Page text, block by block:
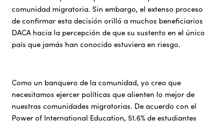
comunidad migratoria. Sin embargo, el extenso proceso
de confirmar esta decisión orilló a muchos beneficiarios
DACA hacia la percepción de que su sustento en el único
país que jamás han conocido estuviera en riesgo.
Como un banquero de la comunidad, yo creo que
necesitamos ejercer políticas que alienten lo mejor de
nuestras comunidades migratorias. De acuerdo con el
Power of International Education, 51.6% de estudiantes